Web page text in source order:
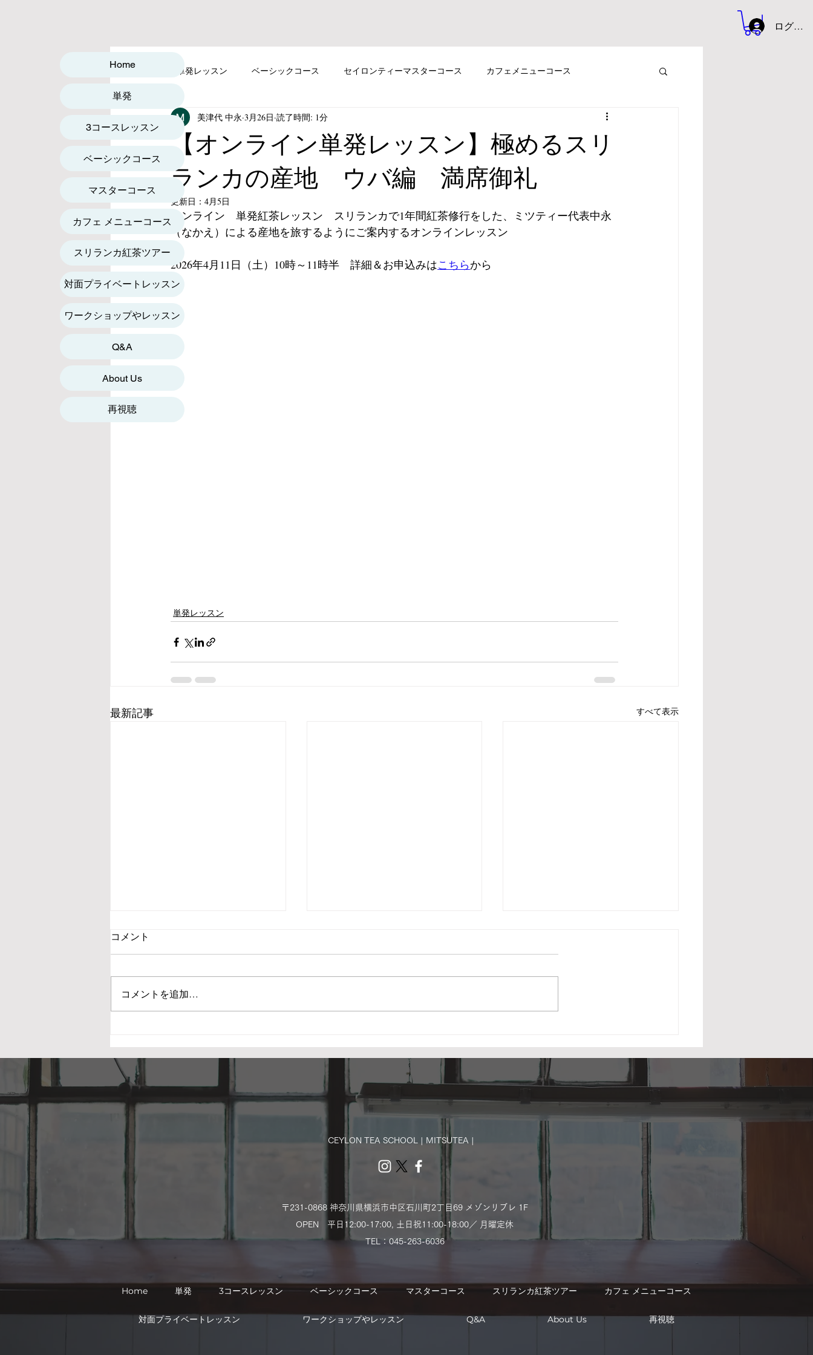
ログイン
全ての記事 単発レッスン ベーシックコース セイロンティーマスターコース カフェメニューコース
VIP生限定レッスン オンラインツアー スリランカ紅茶ツアー
【オンライン単発レッスン】極めるスリ
ランカの産地 ウバ編 満席御礼
美津代 中永 3月26日 読了時間: 1分
更新日： 4月5日
オンライン　単発紅茶レッスン　スリランカで1年間紅茶修行をした、ミツティー代表中永
（なかえ）による産地を旅するようにご案内するオンラインレッスン
2026年4月11日（土）10時～11時半　詳細＆お申込みはこちらから
単発レッスン
最新記事 すべて表示
茶を、持続可能なお仕事
に… 個性で差別化
Zoom 2026/8/28(金) 午後
８時～9時
2026/9/15(火)20時～ ご予
約スタート
地 キャンディー編
コメント
コメントを追加…
Home
単発
3コースレッスン
ベーシックコース
マスターコース
カフェ メニューコース
スリランカ紅茶ツアー
対面プライベートレッスン
ワークショップやレッスン
Q&A
About Us
再視聴
CEYLON TEA SCHOOL | MITSUTEA |
〒231-0868 神奈川県横浜市中区石川町2丁目69 メゾンリブレ 1F
OPEN 平日12:00-17:00,
土日祝11:00-18:00／ 月曜定休
TEL：​045-263-6036
Home 単発 3コースレッスン ベーシックコース マスターコース スリランカ紅茶ツアー カフェ メニューコース
対面プライベートレッスン ワークショップやレッスン Q&A About Us 再視聴